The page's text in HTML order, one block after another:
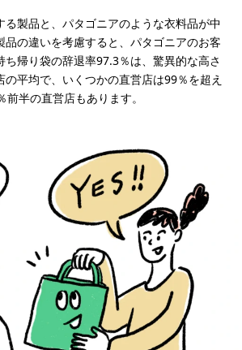
る製品と、パタゴニアのような衣料品が中
品の違いを考慮すると、パタゴニアのお客
帰り袋の辞退率97.3％は、驚異的な高さ
の平均で、いくつかの直営店は99％を超え
半の直営店もあります。